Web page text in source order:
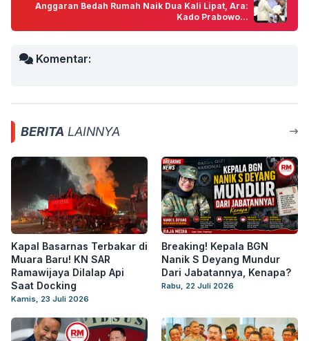
Anggaran Bedah Rumah Naik Dua Kali Lipat, Ara:
Kado Prabowo...
Komentar:
BERITA LAINNYA
Kapal Basarnas Terbakar di
Muara Baru! KN SAR
Ramawijaya Dilalap Api
Saat Docking
Kamis, 23 Juli 2026
Breaking! Kepala BGN
Nanik S Deyang Mundur
Dari Jabatannya, Kenapa?
Rabu, 22 Juli 2026